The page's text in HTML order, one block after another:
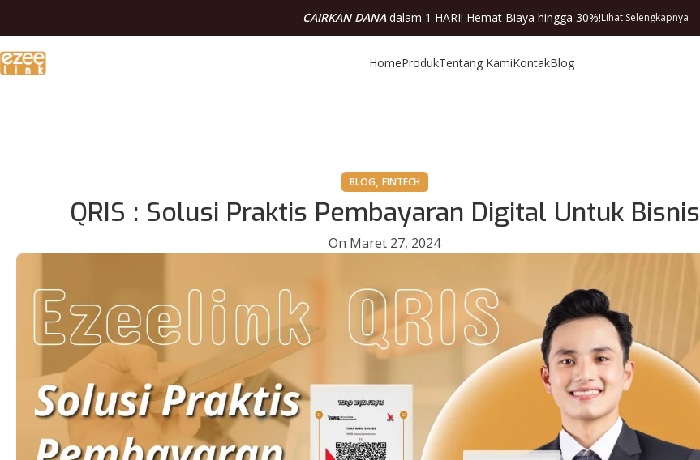
CAIRKAN DANAdalam 1 HARI! Hemat Biaya hingga 30%!Lihat Selengkapnya
HomeProdukTentang KamiKontakBlog
BLOG, FINTECH
QRIS : Solusi Praktis Pembayaran Digital Untuk Bisnis
On Maret 27, 2024